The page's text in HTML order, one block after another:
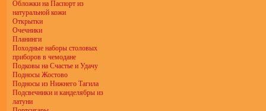
Обложки на Паспорт из
натуральной кожи
Открытки
Очечники
Планинги
Походные наборы столовых
приборов в чемодане
Подковы на Счастье и Удачу
Подносы Жостово
Подносы из Нижнего Тагила
Подсвечники и канделябры из
латуни